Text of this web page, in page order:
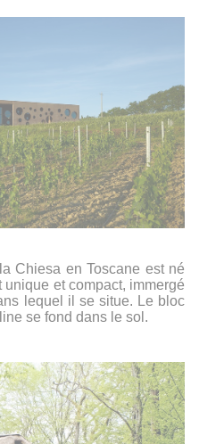
Chiesa en Toscane est né
et compact, immergé
lequel il se situe. Le bloc
se fond dans le sol.